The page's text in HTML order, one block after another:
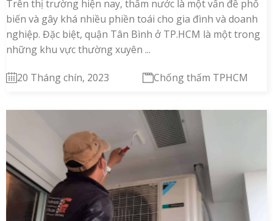
Trên thị trường hiện nay, thấm nước là một vấn đề phổ
biến và gây khá nhiều phiền toái cho gia đình và doanh
nghiệp. Đặc biệt, quận Tân Bình ở TP.HCM là một trong
những khu vực thường xuyên ...
20 Tháng chín, 2023 Chống thấm TPHCM